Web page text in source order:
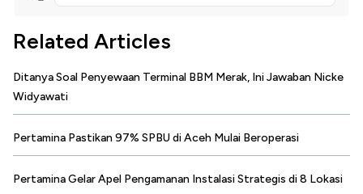
Related Articles
Ditanya Soal Penyewaan Terminal BBM Merak, Ini Jawaban Nicke
Widyawati
Pertamina Pastikan 97% SPBU di Aceh Mulai Beroperasi
Pertamina Gelar Apel Pengamanan Instalasi Strategis di 8 Lokasi